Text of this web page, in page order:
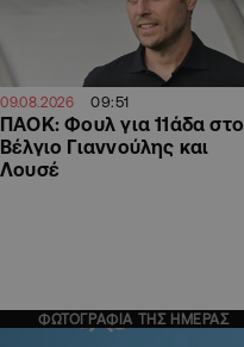
09.08.2026 09:51
ΠΑΟΚ: Φουλ για 11άδα στο
Βέλγιο Γιαννούλης και
Λουσέ
ΦΩΤΟΓΡΑΦΙΑ ΤΗΣ ΗΜΕΡΑΣ